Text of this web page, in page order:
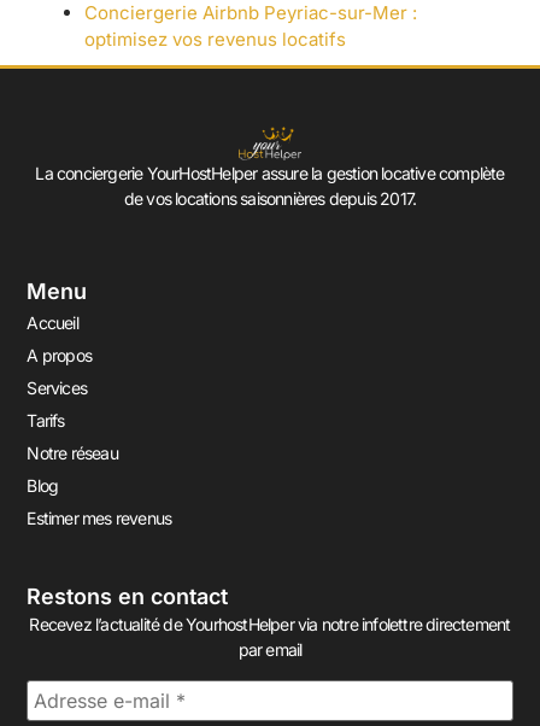
Conciergerie Airbnb Peyriac-sur-Mer :
optimisez vos revenus locatifs
La conciergerie YourHostHelper assure la gestion locative complète
de vos locations saisonnières depuis 2017.
Menu
Accueil
A propos
Services
Tarifs
Notre réseau
Blog
Estimer mes revenus
Restons en contact
Recevez l’actualité de YourhostHelper via notre infolettre directement
par email